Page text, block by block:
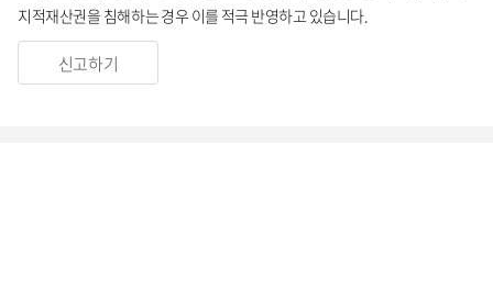
지적재산권을 침해하는 경우 이를 적극 반영하고 있습니다.
신고하기